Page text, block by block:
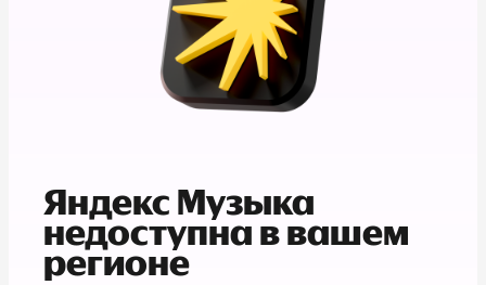
Яндекс Музыка
недоступна в вашем
регионе